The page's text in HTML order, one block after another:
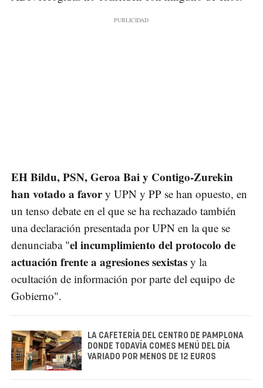
EH Bildu, PSN, Geroa Bai y Contigo-Zurekin
han votado a favory UPN y PP se han opuesto, en
un tenso debate en el que se ha rechazado también
una declaración presentada por UPN en la que se
denunciaba "el incumplimiento del protocolo de
actuación frente a agresiones sexistas y la
ocultación de información por parte del equipo de
Gobierno".
LA CAFETERÍA DEL CENTRO DE PAMPLONA
DONDE TODAVÍA COMES MENÚ DEL DÍA
VARIADO POR MENOS DE 12 EUROS